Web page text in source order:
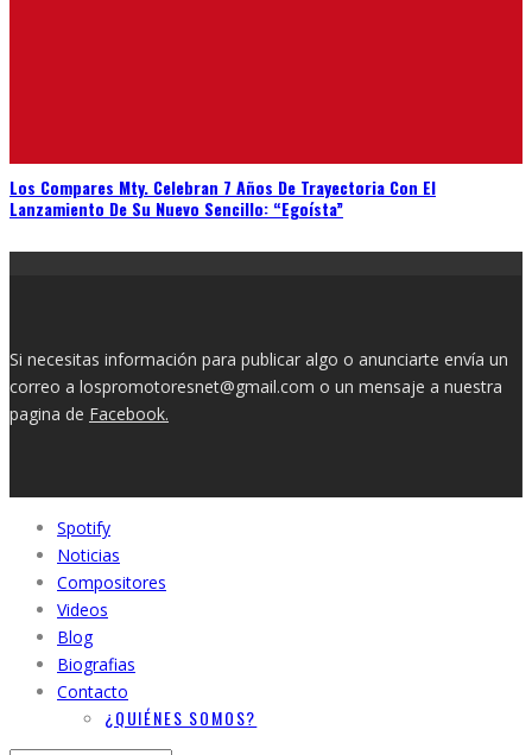
Los Compares Mty. Celebran 7 Años De Trayectoria Con El
Lanzamiento De Su Nuevo Sencillo: “Egoísta”
Si necesitas información para publicar algo o anunciarte envía un
correo a lospromotoresnet@gmail.com o un mensaje a nuestra
pagina de Facebook.
Spotify
Noticias
Compositores
Videos
Blog
Biografias
Contacto
¿QUIÉNES SOMOS?